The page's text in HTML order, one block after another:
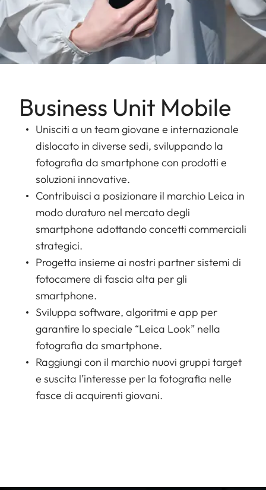
Business Unit Mobile
Unisciti a un team giovane e internazionale
dislocato in diverse sedi, sviluppando la
fotografia da smartphone con prodotti e
soluzioni innovative.
Contribuisci a posizionare il marchio Leica in
modo duraturo nel mercato degli
smartphone adottando concetti commerciali
strategici.
Progetta insieme ai nostri partner sistemi di
fotocamere di fascia alta per gli
smartphone.
Sviluppa software, algoritmi e app per
garantire lo speciale “Leica Look” nella
fotografia da smartphone.
Raggiungi con il marchio nuovi gruppi target
e suscita l’interesse per la fotografia nelle
fasce di acquirenti giovani.